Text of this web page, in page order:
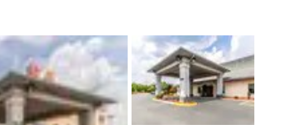
Germany España
Español
Français
France
English
Italia Italy